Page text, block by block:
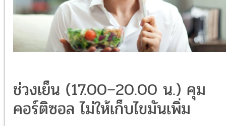
ช่วงเย็น (17.00–20.00 น.) คุม
คอร์ติซอล ไม่ให้เก็บไขมันเพิ่ม